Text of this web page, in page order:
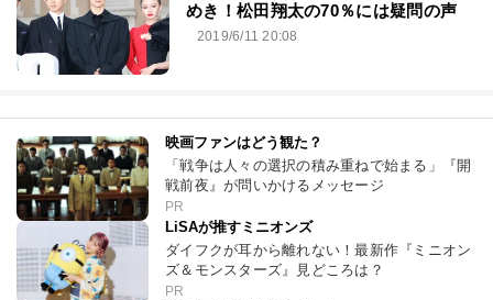
めき！松田翔太の70％には疑問の声
2019/6/11 20:08
映画ファンはどう観た？
「戦争は人々の選択の積み重ねで始まる」『開
戦前夜』が問いかけるメッセージ
PR
LiSAが推すミニオンズ
ダイフクが耳から離れない！最新作『ミニオン
ズ＆モンスターズ』見どころは？
PR